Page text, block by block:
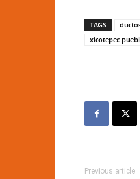
TAGS
xicotepec
Previous article